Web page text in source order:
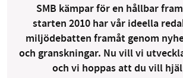
SMB kämpar för en hållbar
starten 2010 har vår ideella
miljödebatten framåt genom
och granskningar. Nu vill vi
och vi hoppas att du vill